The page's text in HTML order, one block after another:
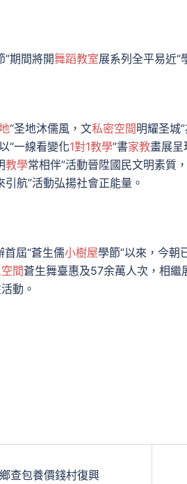
”期間將開舞蹈教室展系列全平易近“
“圣地沐儒風，文私密空間明耀圣城
“一線看變化1對1教學”書家教畫展呈
教學常相伴”活動晉陞國民文明素質
航”活動弘揚社會正能量。
屆“蒼生儒小樹屋學節”以來，今朝
間蒼生舞臺惠及57余萬人次，相繼
動。
查包養價錢村復興